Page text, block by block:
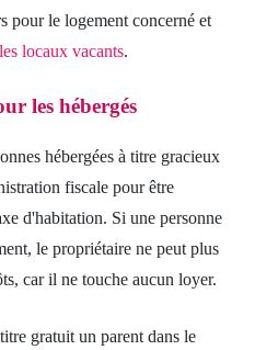
pour le logement concerné et
locaux vacants.
les hébergés
hébergées à titre gracieux
fiscale pour être
d'habitation. Si une personne
le propriétaire ne peut plus
car il ne touche aucun loyer.
gratuit un parent dans le